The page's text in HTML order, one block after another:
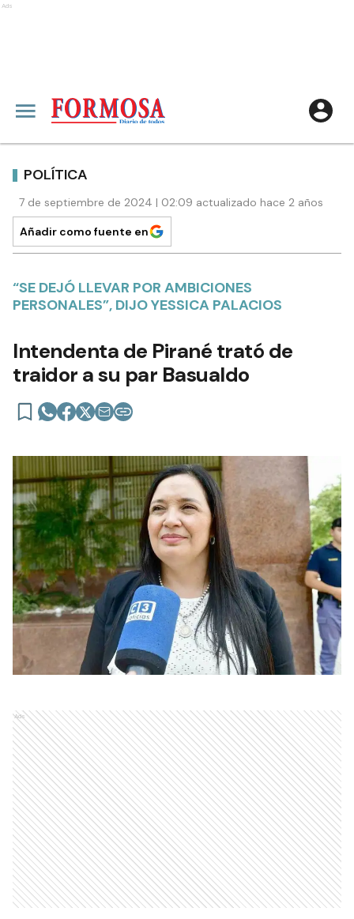
Ads
POLÍTICA
7 de septiembre de 2024 | 02:09 actualizado hace 2 años
Añadir como fuente en
“SE DEJÓ LLEVAR POR AMBICIONES
PERSONALES”, DIJO YESSICA PALACIOS
Intendenta de Pirané trató de
traidor a su par Basualdo
Ads